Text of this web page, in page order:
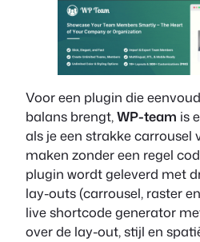
Voor een plugin die
balans brengt,WP-team is
als je een strakke carrousel
maken zonder een regel
plugin wordt geleverd met
lay-outs (carrousel, raster
live shortcode generator
over de lay-out, stijl en